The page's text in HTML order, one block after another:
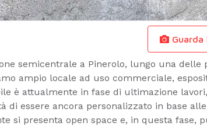
semicentrale a Pinerolo, lungo una
ampio locale ad uso commerciale,
è attualmente in fase di ultimazione
di essere ancora personalizzato in base
si presenta open space e, in questa